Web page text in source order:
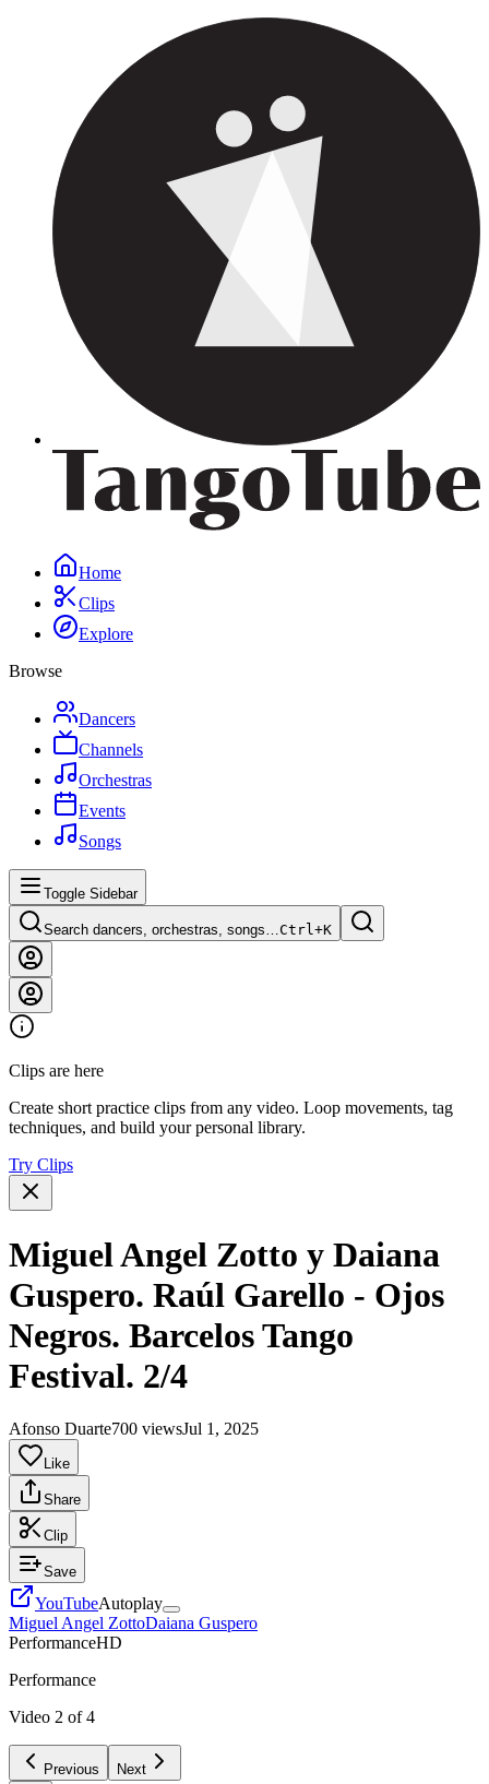
Home
Clips
Explore
Browse
Dancers
Channels
Orchestras
Events
Songs
Toggle Sidebar
Search dancers, orchestras, songs…Ctrl+K
Clips are here
Create short practice clips from any video. Loop movements, tag
techniques, and build your personal library.
Try Clips
Miguel Angel Zotto y Daiana
Guspero. Raúl Garello - Ojos
Negros. Barcelos Tango
Festival. 2/4
Afonso Duarte700 viewsJul 1, 2025
Like
Share
Clip
Save
YouTubeAutoplay
Miguel Angel ZottoDaiana Guspero
PerformanceHD
Performance
Video 2 of 4
Previous Next